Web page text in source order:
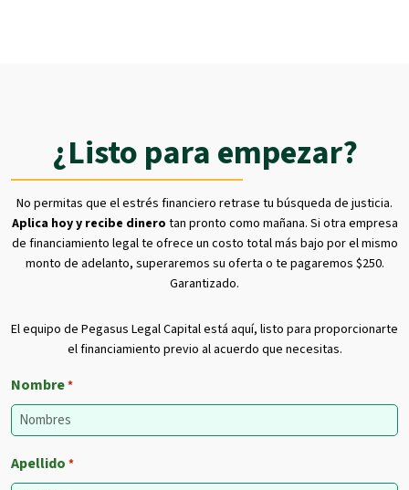
¿Listo para empezar?
No permitas que el estrés financiero retrase tu búsqueda de justicia.
Aplica hoy y recibe dinero tan pronto como mañana. Si otra empresa
de financiamiento legal te ofrece un costo total más bajo por el mismo
monto de adelanto, superaremos su oferta o te pagaremos $250.
Garantizado.
El equipo de Pegasus Legal Capital está aquí, listo para proporcionarte
el financiamiento previo al acuerdo que necesitas.
Nombre*
Apellido *